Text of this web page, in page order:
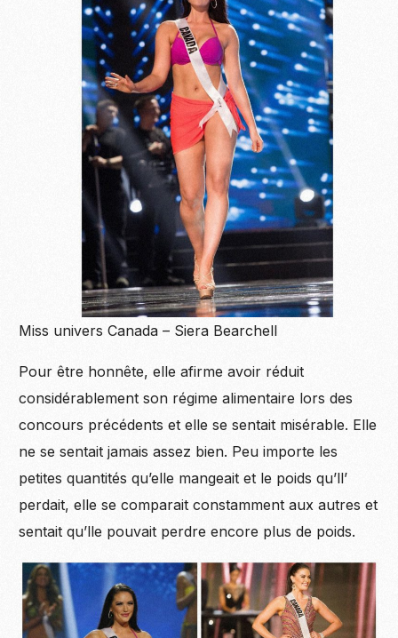
Miss univers Canada – Siera Bearchell
Pour être honnête, elle afirme avoir réduit
considérablement son régime alimentaire lors des
concours précédents et elle se sentait misérable. Elle
ne se sentait jamais assez bien. Peu importe les
petites quantités qu’elle mangeait et le poids qu’ll’
perdait, elle se comparait constamment aux autres et
sentait qu’lle pouvait perdre encore plus de poids.